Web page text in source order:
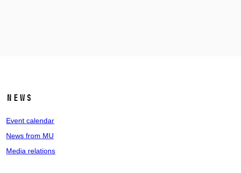
News
Event calendar
News from MU
Media relations